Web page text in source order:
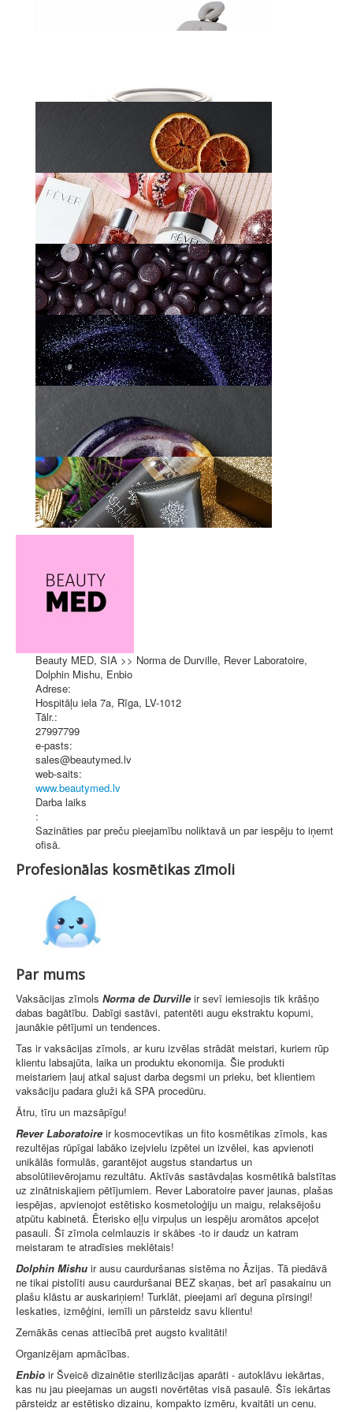
Beauty MED, SIA >> Norma de Durville, Rever Laboratoire,
Dolphin Mishu, Enbio
Adrese:
Hospitāļu iela 7a, Rīga, LV-1012
Tālr.:
27997799
e-pasts:
sales@beautymed.lv
web-saits:
www.beautymed.lv
Darba laiks
:
Sazināties par preču pieejamību noliktavā un par iespēju to iņemt
ofisā.
Profesionālas kosmētikas zīmoli
Par mums
Vaksācijas zīmols Norma de Durville ir sevī iemiesojis tik krāšņo
dabas bagātību. Dabīgi sastāvi, patentēti augu ekstraktu kopumi,
jaunākie pētījumi un tendences.
Tas ir vaksācijas zīmols, ar kuru izvēlas strādāt meistari, kuriem rūp
klientu labsajūta, laika un produktu ekonomija. Šie produkti
meistariem ļauj atkal sajust darba degsmi un prieku, bet klientiem
vaksāciju padara gluži kā SPA procedūru.
Ātru, tīru un mazsāpīgu!
Rever Laboratoire ir kosmocevtikas un fito kosmētikas zīmols, kas
rezultējas rūpīgai labāko izejvielu izpētei un izvēlei, kas apvienoti
unikālās formulās, garantējot augstus standartus un
absolūtiievērojamu rezultātu. Aktīvās sastāvdaļas kosmētikā balstītas
uz zinātniskajiem pētījumiem. Rever Laboratoire paver jaunas, plašas
iespējas, apvienojot estētisko kosmetoloģiju un maigu, relaksējošu
atpūtu kabinetā. Ēterisko eļļu virpuļus un iespēju aromātos apceļot
pasauli. Šī zīmola celmlauzis ir skābes -to ir daudz un katram
meistaram te atradīsies meklētais!
Dolphin Mishu ir ausu caurduršanas sistēma no Āzijas. Tā piedāvā
ne tikai pistolīti ausu caurduršanai BEZ skaņas, bet arī pasakainu un
plašu klāstu ar auskariņiem! Turklāt, pieejami arī deguna pīrsingi!
Ieskaties, izmēģini, iemīli un pārsteidz savu klientu!
Zemākās cenas attiecībā pret augsto kvalitāti!
Organizējam apmācības.
Enbio ir Šveicē dizainētie sterilizācijas aparāti - autoklāvu iekārtas,
kas nu jau pieejamas un augsti novērtētas visā pasaulē. Šīs iekārtas
pārsteidz ar estētisko dizainu, kompakto izmēru, kvaitāti un cenu.